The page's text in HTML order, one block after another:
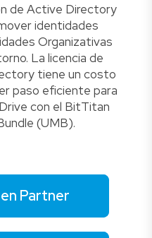
de Active Directory
identidades
Organizativas
La licencia de
tiene un costo
paso eficiente para
con el BitTitan
(UMB).
Partner